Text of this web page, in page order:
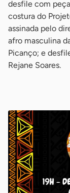
desfile com
costura do
assinada pelo
afro masculina
Picanço; e
Rejane Soares.